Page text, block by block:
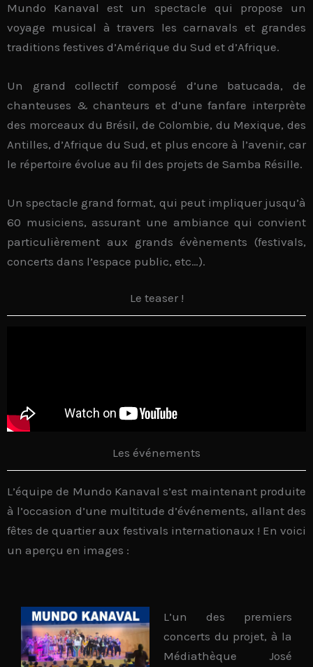
Mundo Kanaval est un spectacle qui propose un
voyage musical à travers les carnavals et grandes
traditions festives d’Amérique du Sud et d’Afrique.
Un grand collectif composé d’une batucada, de
chanteuses & chanteurs et d’unefanfare interprète
des morceaux du Brésil, de Colombie, du Mexique, des
Antilles, d’Afrique du Sud, et plus encore à l’avenir, car
le répertoire évolue au fil des projets de Samba Résille.
Un spectaclegrand format, qui peut impliquer jusqu’à
60 musiciens, assurant une ambiance qui convient
particulièrement aux grands évènements (festivals,
concerts dans l’espace public, etc…).
Le teaser !
Les événements
L’équipe de Mundo Kanaval s’est maintenant produite
à l’occasion d’une multitude d’événements, allant des
fêtes de quartier aux festivals internationaux ! En voici
un aperçu en images :
L’un des premiers
concerts du projet, à la
Médiathèque José